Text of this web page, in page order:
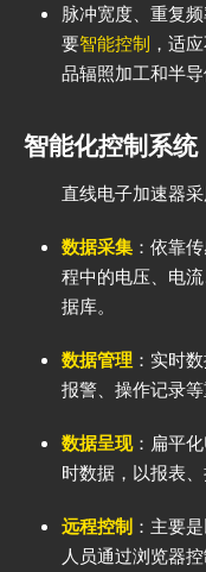
脉冲宽度、重复
要智能控制 ，适
品辐照加工和半导
智能化控制系统
直线电子加速器采
数据采集 ：依靠
程中的电压、电
据库。
数据管理 ：实时
报警、操作记录等
数据呈现：扁平
时数据，以报表
远程控制 ：主要
人员通过浏览器